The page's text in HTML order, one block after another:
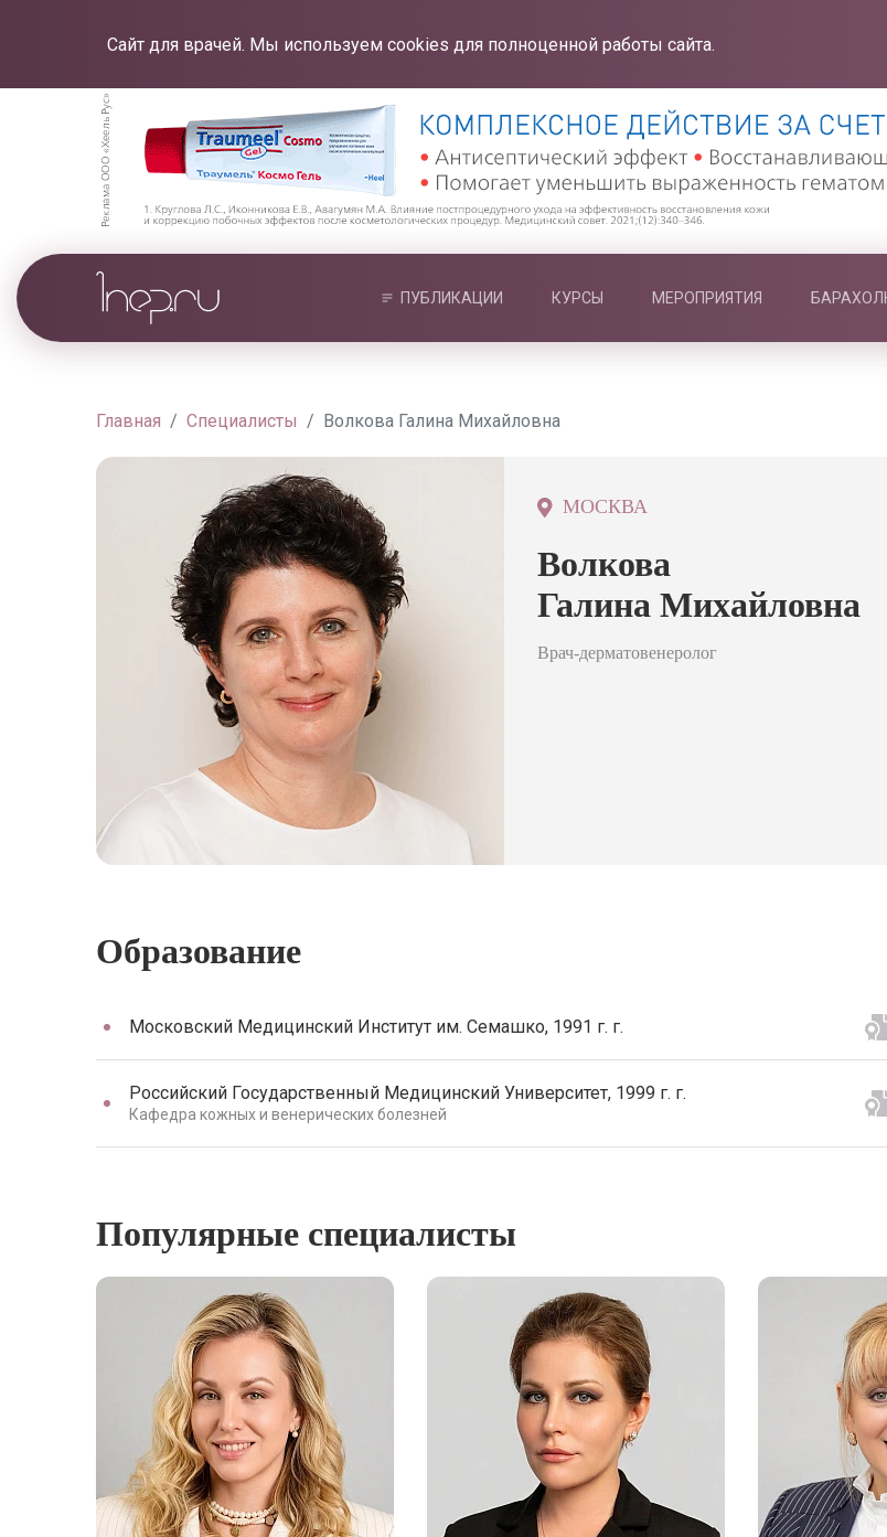
Сайт для врачей. Мы используем cookies для полноценной работы сайта.
ПУБЛИКАЦИИ КУРСЫ МЕРОПРИЯТИЯ
Главная Специалисты Волкова Галина Михайловна
МОСКВА
Волкова
Галина Михайловна
Врач-дерматовенеролог
Образование
Московский Медицинский Институт им. Семашко, 1991 г. г.
Российский Государственный Медицинский Университет, 1999 г. г.
Кафедра кожных и венерических болезней
Популярные специалисты